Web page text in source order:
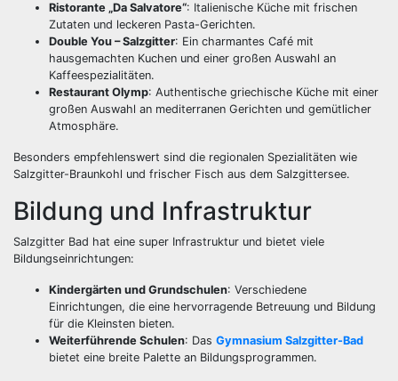
Ristorante „Da Salvatore“: Italienische Küche mit frischen
Zutaten und leckeren Pasta-Gerichten.
Double You – Salzgitter: Ein charmantes Café mit
hausgemachten Kuchen und einer großen Auswahl an
Kaffeespezialitäten.
Restaurant Olymp: Authentische griechische Küche mit einer
großen Auswahl an mediterranen Gerichten und gemütlicher
Atmosphäre.
Besonders empfehlenswert sind die regionalen Spezialitäten wie
Salzgitter-Braunkohl und frischer Fisch aus dem Salzgittersee.
Bildung und Infrastruktur
Salzgitter Bad hat eine super Infrastruktur und bietet viele
Bildungseinrichtungen:
Kindergärten und Grundschulen: Verschiedene
Einrichtungen, die eine hervorragende Betreuung und Bildung
für die Kleinsten bieten.
Weiterführende Schulen: Das Gymnasium Salzgitter-Bad
bietet eine breite Palette an Bildungsprogrammen.